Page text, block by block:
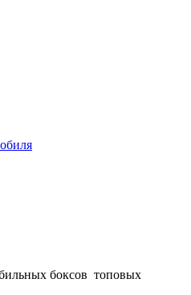
боксов топовых